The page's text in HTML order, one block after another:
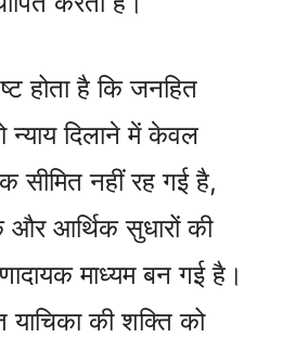
होता है कि जनहित
न्याय दिलाने में केवल
सीमित नहीं रह गई है,
और आर्थिक सुधारों की
माध्यम बन गई है।
की शक्ति को